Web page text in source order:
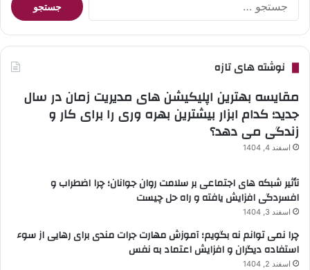
برای:
نوشته های تازه
مقایسه بهترین اپلیکیشن های مدیریت زمان در سال
جدید؛ کدام ابزار بیشترین بهره وری را برای کار و
زندگی می دهد؟
اسفند 4, 1404
تأثیر شبکه های اجتماعی بر سلامت روان جوانان؛ چرا اضطراب و
افسردگی افزایش یافته و راه حل چیست
اسفند 3, 1404
چرا نمی توانم نه بگویم؛ آموزش مهارت جرات مندی برای رهایی از سوء
استفاده دیگران و افزایش اعتماد به نفس
اسفند 2, 1404